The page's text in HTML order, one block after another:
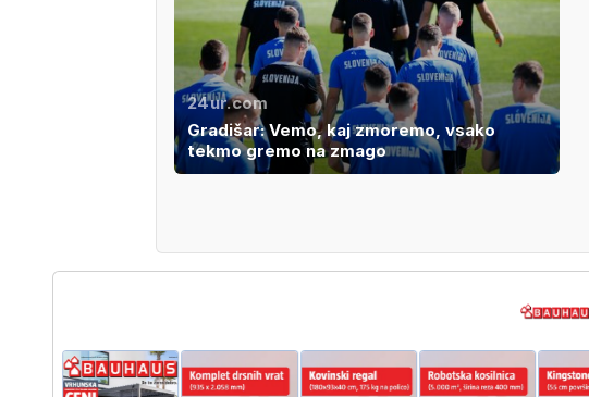
24ur.com
Gradišar: Vemo, kaj zmoremo, vsako
tekmo gremo na zmago